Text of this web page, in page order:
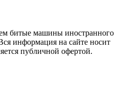
битые машины иностранного
информация на сайте носит
публичной офертой.